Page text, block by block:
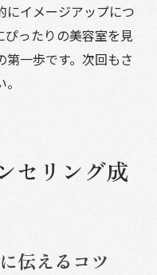
にイメージアップにつ
ったりの美容室を見
一歩です。次回もさ
セリング成
伝えるコツ